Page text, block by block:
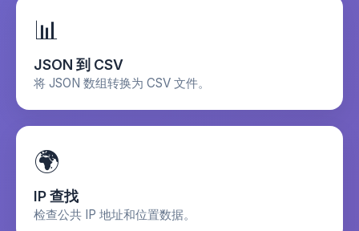
📊
JSON 到 CSV
将 JSON 数组转换为 CSV 文件。
🌍
IP 查找
检查公共 IP 地址和位置数据。